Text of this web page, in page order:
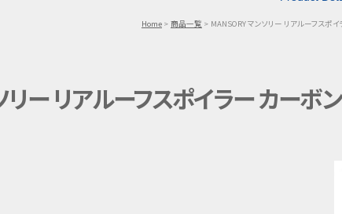
Home 商品一覧 MANSORY マンソリー リアルーフスポ
リー リアルーフスポイラー カーボ